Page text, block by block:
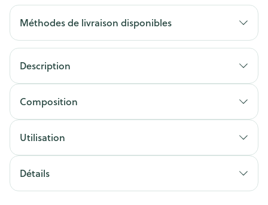
Méthodes de livraison disponibles
Description
Composition
Utilisation
Détails